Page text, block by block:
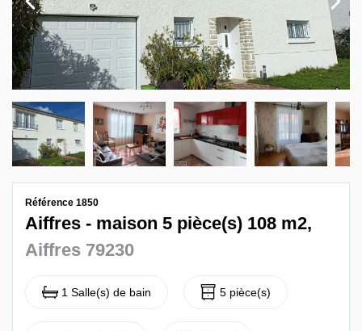
Nos agences
Contact
Référence 1850
Aiffres - maison 5 pièce(s) 108 m2,
Aiffres 79230
1 Salle(s) de bain 5 pièce(s)